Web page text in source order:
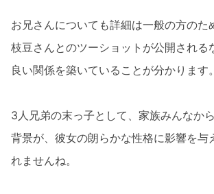
お兄さんについても詳細は一般の方のた
枝豆さんとのツーショットが公開される
良い関係を築いていることが分かります。
3人兄弟の末っ子として、家族みんなか
背景が、彼女の朗らかな性格に影響を与
れませんね。